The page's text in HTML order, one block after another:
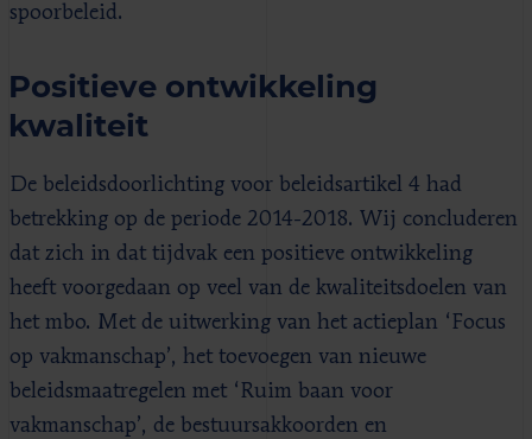
spoorbeleid.
Positieve ontwikkeling
kwaliteit
De beleidsdoorlichting voor beleidsartikel 4 had
betrekking op de periode 2014-2018. Wij concluderen
dat zich in dat tijdvak een positieve ontwikkeling
heeft voorgedaan op veel van de kwaliteitsdoelen van
het mbo. Met de uitwerking van het actieplan ‘Focus
op vakmanschap’, het toevoegen van nieuwe
beleidsmaatregelen met ‘Ruim baan voor
vakmanschap’, de bestuursakkoorden en